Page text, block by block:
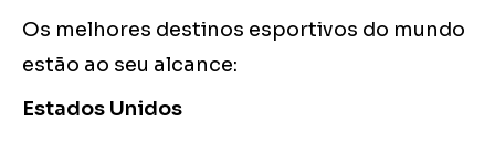
Os melhores destinos esportivos do mundo
estão ao seu alcance:
Estados Unidos